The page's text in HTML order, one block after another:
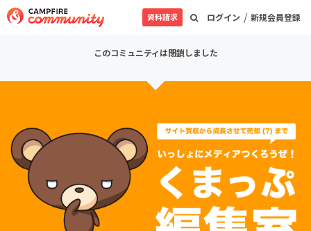
ログイン / 新規会員登録
資料請求
このコミュニティは閉鎖しました